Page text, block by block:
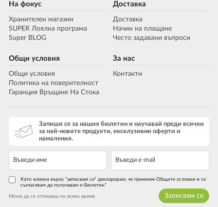
На фокус
Хранителен магазин
SUPER Лоялна програма
Super BLOG
Доставка
Доставка
Начин на плащане
Често задавани въпроси
Общи условия
Общи условия
Политика на поверителност
Гаранция Връщане На Стока
За нас
Контакти
Запиши се за нашия бюлетин и научавай преди всички
за най-новите продукти, ексклузивни оферти и
намаления.
Като кликна върху "записвам се" декларирам, че приемам Общите условия и се
съгласявам да получавам е-Бюлетин*
Може да се отпишеш по всяко време Записвам се